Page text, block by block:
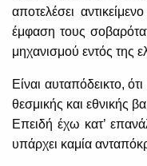
αποτελέσει
έμφαση τους
μηχανισμού εντός της
Είναι αυταπόδεικτο,
θεσμικής και εθνικής
Επειδή έχω κατ’
υπάρχει καμία